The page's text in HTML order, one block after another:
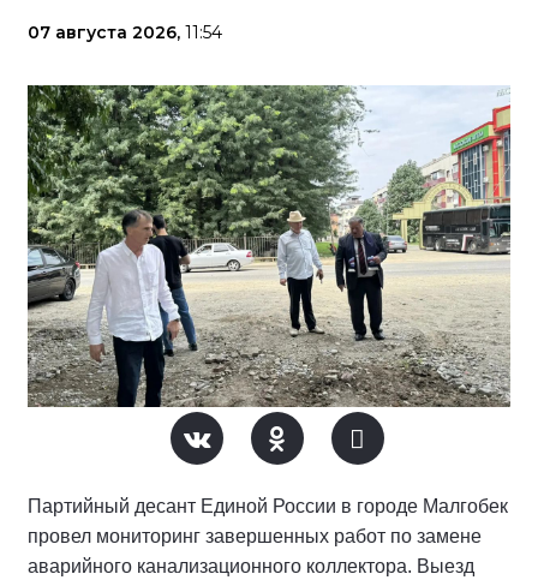
07 августа 2026, 11:54
Партийный десант Единой России в городе Малгобек
провел мониторинг завершенных работ по замене
аварийного канализационного коллектора. Выезд